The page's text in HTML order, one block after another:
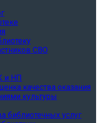
СВО
и НП
качества оказания
культуры
библиотечных услуг